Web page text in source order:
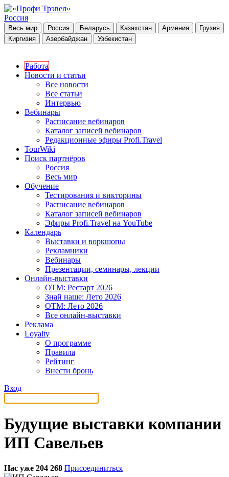
Россия
Весь мир Россия Беларусь Казахстан Армения
Грузия
Киргизия
Азербайджан Узбекистан
Работа
Новости и статьи
Все новости
Все статьи
Интервью
Вебинары
Расписание вебинаров
Каталог записей вебинаров
Редакционные эфиры Profi.Travel
TourWiki
Поиск партнёров
Россия
Весь мир
Обучение
Тестирования и викторины
Расписание вебинаров
Каталог записей вебинаров
Эфиры Profi.Travel на YouTube
Календарь
Выставки и воркшопы
Рекламники
Вебинары
Презентации, семинары, лекции
Онлайн-выставки
OTM: Рестарт 2026
Знай наше: Лето 2026
OTM: Лето 2026
Все онлайн-выставки
Реклама
Loyalty
О программе
Правила
Рейтинг
Внести бронь
Вход
Будущие выставки компании
ИП Савельев
Нас уже 204 268 Присоединиться